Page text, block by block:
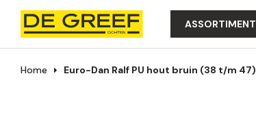
ASSORTIMENT
Home Euro-Dan Ralf PU hout bruin (38 t/m 47)